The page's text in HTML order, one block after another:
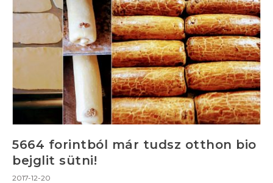
5664 forintból már tudsz otthon bio
bejglit sütni!
2017-12-20